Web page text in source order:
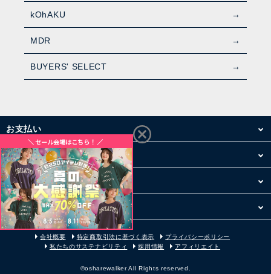
kOhAKU
MDR
BUYERS' SELECT
お支払い
配送・送料
お買い物について
その他
会社概要 特定商取引法に基づく表示
プライバシーポリシー
私たちのサステナビリティ
採用情報 アフィリエイト
©osharewalker All Rights reserved.